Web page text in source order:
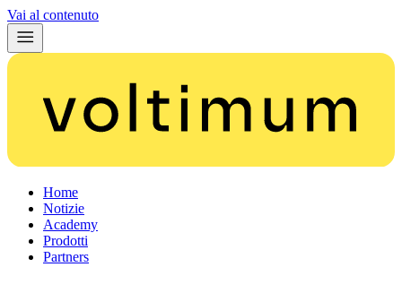
Vai al contenuto
Home
Notizie
Academy
Prodotti
Partners